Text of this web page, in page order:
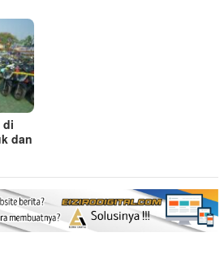
di
dan